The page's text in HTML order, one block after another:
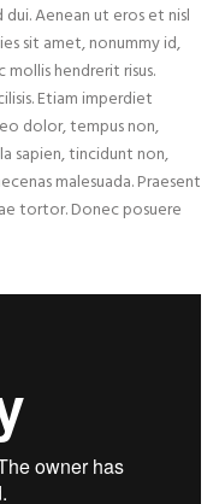
Aenean ut eros et nisl
sit amet, nonummy id,
hendrerit risus.
Etiam imperdiet
dolor, tempus non,
sapien, tincidunt non,
malesuada. Praesent
tortor. Donec posuere